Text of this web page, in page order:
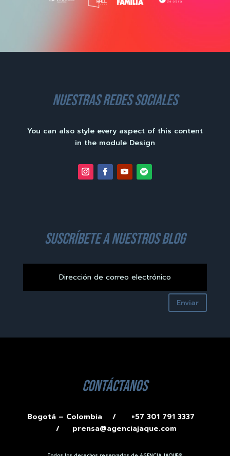
nuestras redes sociales
You can also style every aspect of this content
in the module Design
suscríbete a nuestros blog
Enviar
contáctanos
Bogotá – Colombia /
+57 301 791 3337
/ prensa@agenciajaque.com